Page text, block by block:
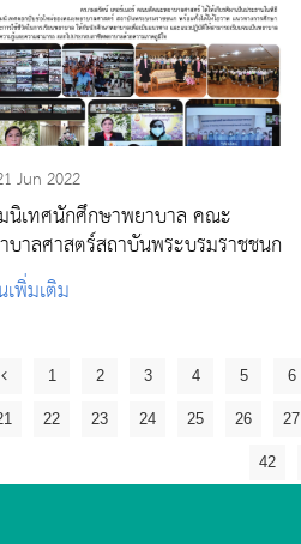
๖๕
Jun 2022
นิเทศนักศึกษาพยาบาล คณะ
บาลศาสตร์สถาบันพระบรมราชชนก
พิ่มเติม
1 2 3 4 5 6
22 23 24 25 26 27
42